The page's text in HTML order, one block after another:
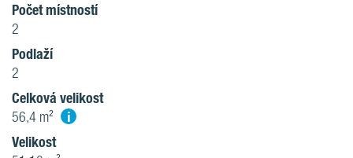
Počet místností
2
Podlaží
2
Celková velikost
56,4 m² i
Velikost